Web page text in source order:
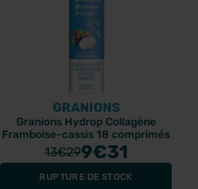
GRANIONS
Granions Hydrop Collagène
Framboise-cassis 18 comprimés
13€299€31
RUPTURE DE STOCK